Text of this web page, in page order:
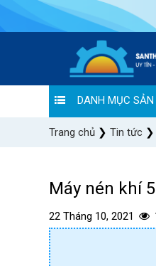
DANH MỤC
Bùng nổ
Trang chủ ❯ Tin tức ❯
Máy nén khí
22 Tháng 10, 2021